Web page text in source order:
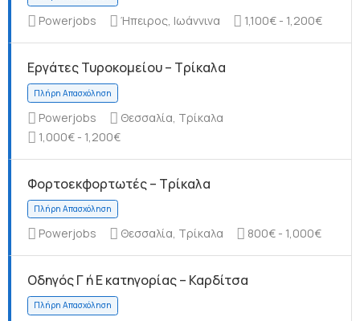
Πλήρη Απασχόληση
Powerjobs Ήπειρος, Ιωάννινα 1,100€ - 1,200€
Εργάτες Τυροκομείου – Τρίκαλα
Powerjobs
Θεσσαλία, Τρίκαλα
1,000€ - 1,200€
Φορτοεκφορτωτές – Τρίκαλα
Powerjobs Θεσσαλία, Τρίκαλα 800€ - 1,000€
Οδηγός Γ ή Ε κατηγορίας – Καρδίτσα